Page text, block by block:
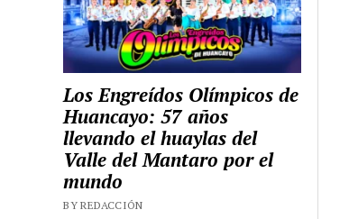
Los Engreídos Olímpicos de
Huancayo: 57 años
llevando el huaylas del
Valle del Mantaro por el
mundo
BY REDACCIÓN